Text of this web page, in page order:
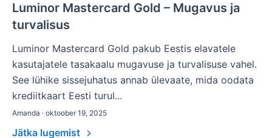
Luminor Mastercard Gold – Mugavus ja
turvalisus
Luminor Mastercard Gold pakub Eestis elavatele
kasutajatele tasakaalu mugavuse ja turvalisuse vahel.
See lühike sissejuhatus annab ülevaate, mida oodata
krediitkaart Eesti turul...
Amanda · oktoober 19, 2025
Jätka lugemist